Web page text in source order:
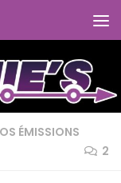
ÉMISSIONS
2